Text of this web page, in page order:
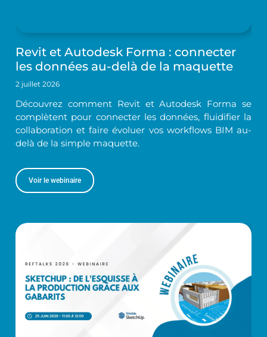
Revit et Autodesk Forma : connecter
les données au-delà de la maquette
2 juillet 2026
Découvrez comment Revit et Autodesk Forma se
complètent pour connecter les données, fluidifier la
collaboration et faire évoluer vos workflows BIM au-
delà de la simple maquette.
Voir le webinaire